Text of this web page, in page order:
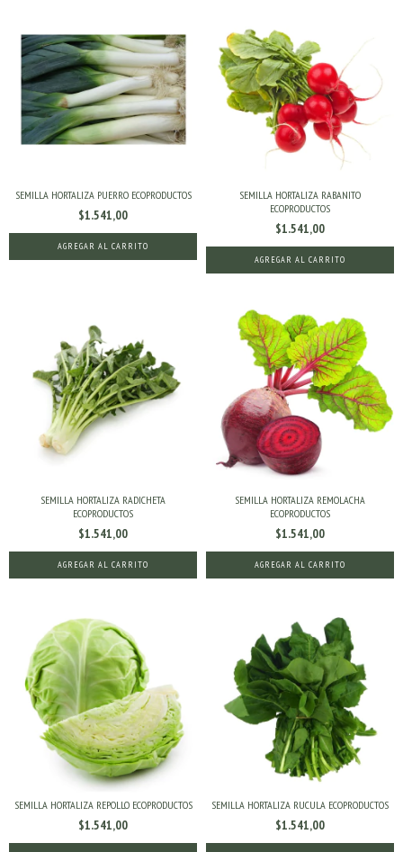
SEMILLA HORTALIZA PUERRO ECOPRODUCTOS
$1.541,00
SEMILLA HORTALIZA RABANITO
ECOPRODUCTOS
$1.541,00
SEMILLA HORTALIZA RADICHETA
ECOPRODUCTOS
$1.541,00
SEMILLA HORTALIZA REMOLACHA
ECOPRODUCTOS
$1.541,00
SEMILLA HORTALIZA REPOLLO ECOPRODUCTOS
$1.541,00
SEMILLA HORTALIZA RUCULA ECOPRODUCTOS
$1.541,00